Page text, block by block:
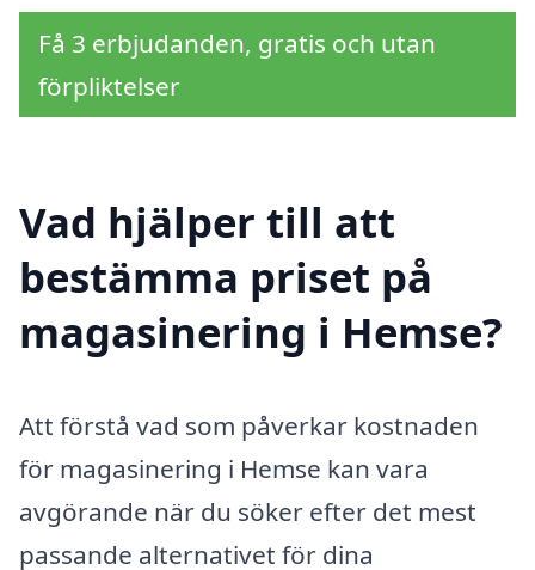
Få 3 erbjudanden, gratis och utan
förpliktelser
Vad hjälper till att
bestämma priset på
magasinering i Hemse?
Att förstå vad som påverkar kostnaden
för magasinering i Hemse kan vara
avgörande när du söker efter det mest
passande alternativet för dina